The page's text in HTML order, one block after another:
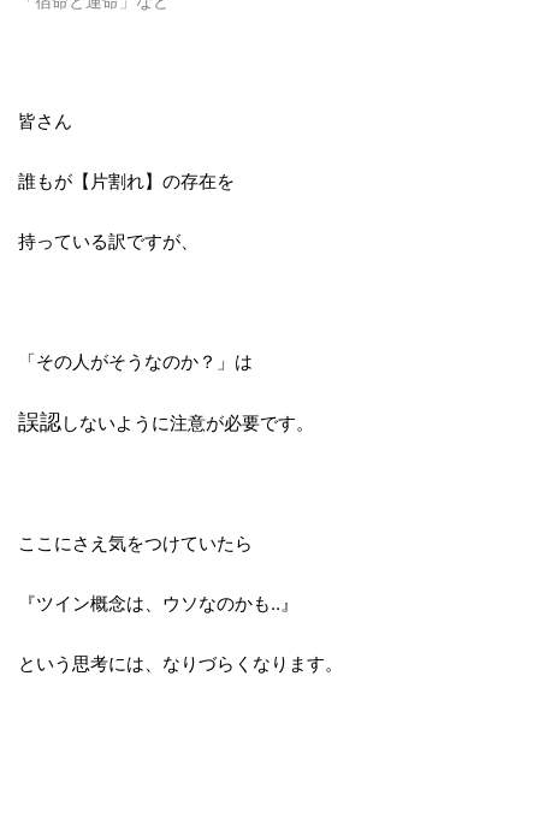
皆さん
誰もが【片割れ】の存在を
持っている訳ですが、
「その人がそうなのか？」は
誤認しないように注意が必要です。
ここにさえ気をつけていたら
『ツイン概念は、ウソなのかも‥』
という思考には、なりづらくなります。